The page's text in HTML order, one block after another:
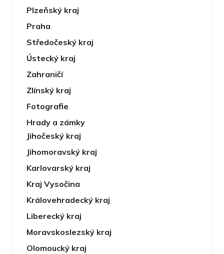
Plzeňský kraj
Praha
Středočeský kraj
Ústecký kraj
Zahraničí
Zlínský kraj
Fotografie
Hrady a zámky
Jihočeský kraj
Jihomoravský kraj
Karlovarský kraj
Kraj Vysočina
Královehradecký kraj
Liberecký kraj
Moravskoslezský kraj
Olomoucký kraj